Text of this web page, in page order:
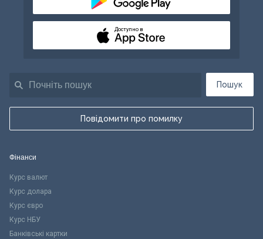
Пошук
Повідомити про помилку
Доступно в
Фінанси
Курс валют
Курс долара
Курс євро
Курс НБУ
Банківські картки